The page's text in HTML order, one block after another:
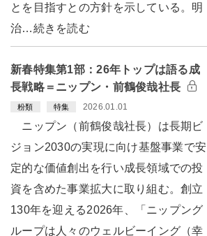
とを目指すとの方針を示している。明
治…続きを読む
新春特集第1部：26年トップは語る成
長戦略＝ニップン・前鶴俊哉社長
粉類 特集 2026.01.01
ニップン（前鶴俊哉社長）は長期ビ
ジョン2030の実現に向け基盤事業で安
定的な価値創出を行い成長領域での投
資を含めた事業拡大に取り組む。創立
130年を迎える2026年、「ニップング
ループは人々のウェルビーイング（幸